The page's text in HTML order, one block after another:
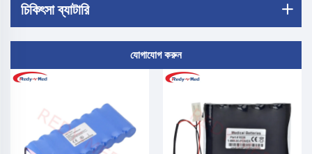
চিকিৎসা ব্যাটারি
যোগাযোগ করুন